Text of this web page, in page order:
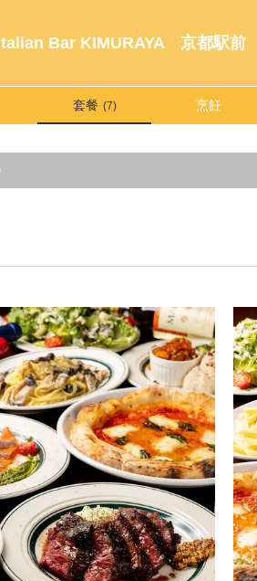
Bar KIMURAYA 京都駅前
套餐 (7) 烹飪